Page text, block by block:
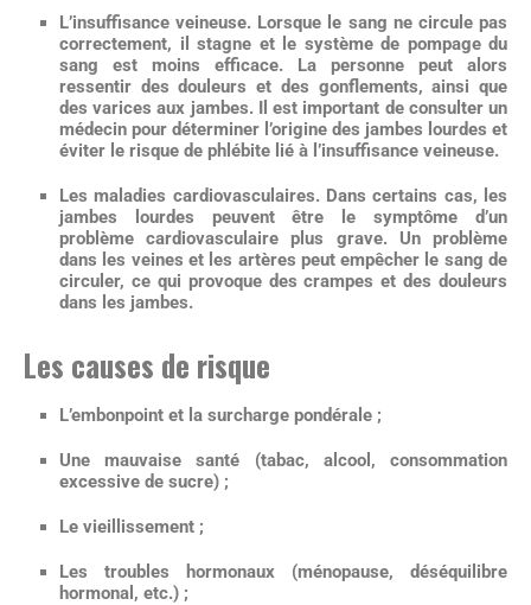
L’insuffisance veineuse. Lorsque le sang ne circule pas
correctement, il stagne et le système de pompage du
sang est moins efficace. La personne peut alors
ressentir des douleurs et des gonflements, ainsi que
des varices aux jambes. Il est important de consulter un
médecin pour déterminer l’origine des jambes lourdes et
éviter le risque de phlébite lié à l’insuffisance veineuse.
Les maladies cardiovasculaires. Dans certains cas, les
jambes lourdes peuvent être le symptôme d’un
problème cardiovasculaire plus grave. Un problème
dans les veines et les artères peut empêcher le sang de
circuler, ce qui provoque des crampes et des douleurs
dans les jambes.
Les causes de risque
L’embonpoint et la surcharge pondérale ;
Une mauvaise santé (tabac, alcool, consommation
excessive de sucre) ;
Le vieillissement ;
Les troubles hormonaux (ménopause, déséquilibre
hormonal, etc.) ;